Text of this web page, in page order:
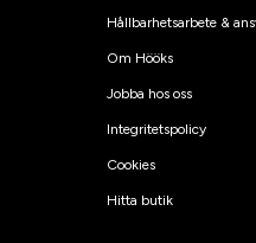
Hållbarhetsarbete &
Om Hööks
Jobba hos oss
Integritetspolicy
Cookies
Hitta butik